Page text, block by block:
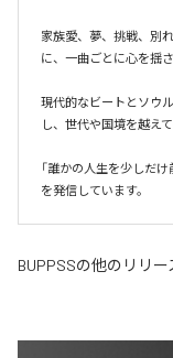
家族愛、夢、挑戦、別
に、一曲ごとに心を揺
現代的なビートとソウ
し、世代や国境を越え
「誰かの人生を少しだ
を発信しています。
BUPPSSの他のリリー